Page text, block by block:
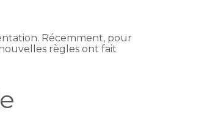
Récemment, pour
règles ont fait